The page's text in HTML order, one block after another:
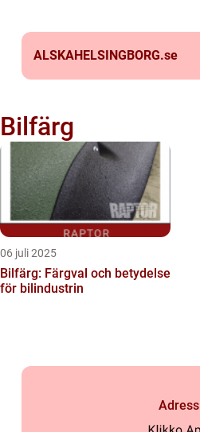
ALSKAHELSINGBORG.se
Bilfärg
06 juli 2025
Bilfärg: Färgval och betydelse
för bilindustrin
Adress